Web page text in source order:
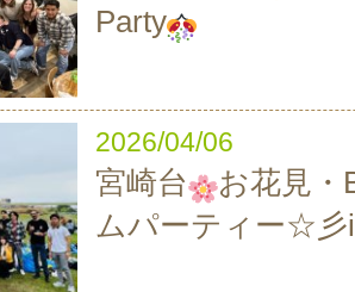
Party
2026/04/06
宮崎台
お花見・
ムパーティー☆彡